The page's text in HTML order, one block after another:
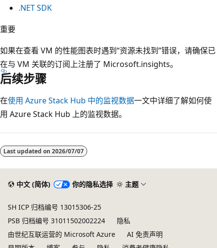
.NET SDK
重要
如果在查看 VM 的性能图表时遇到“资源未找到”错误，请确保已
在与 VM 关联的订阅上注册了 Microsoft.insights。
后续步骤
在使用 Azure Stack Hub 中的监视数据一文中详细了解如何使
用 Azure Stack Hub 上的监视数据。
Last updated on 2026/07/07
中文 (简体) 你的隐私选择 主题
SH ICP 归档编号 13015306-25
PSB 归档编号 31011502002224
隐私
由世纪互联运营的 Microsoft Azure
AI 免责声明